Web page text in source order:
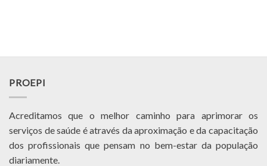
PROEPI
Acreditamos que o melhor caminho para aprimorar os
serviços de saúde é através da aproximação e da capacitação
dos profissionais que pensam no bem-estar da população
diariamente.